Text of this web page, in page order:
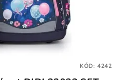
KÓD: 4242